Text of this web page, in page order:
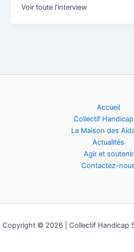
Voir toute l’interview
Accueil
Collectif
La Maison des
Actualités
Agir et soutenir
Contactez-
Copyright © 2026 | Collectif Handicap